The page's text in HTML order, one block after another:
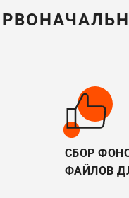
СБОР
ФАЙЛОВ